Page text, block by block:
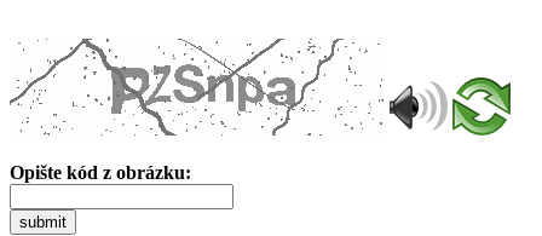
Opište kód z obrázku:
submit